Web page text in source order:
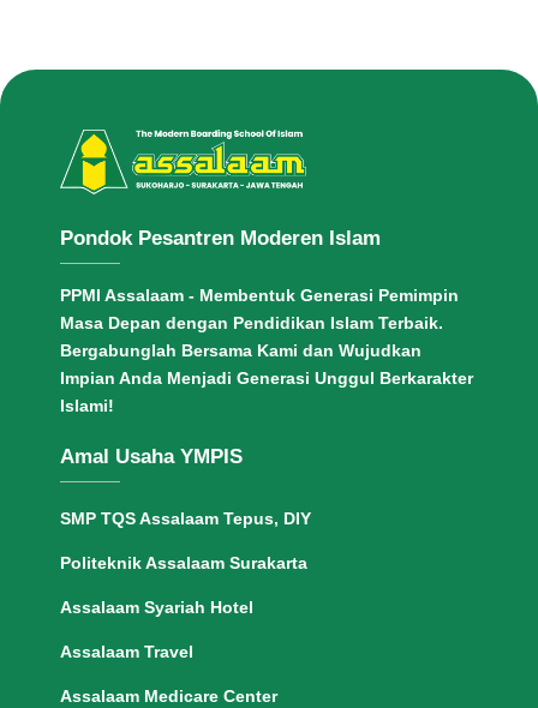
Pondok Pesantren Moderen Islam
PPMI Assalaam - Membentuk Generasi Pemimpin
Masa Depan dengan Pendidikan Islam Terbaik.
Bergabunglah Bersama Kami dan Wujudkan
Impian Anda Menjadi Generasi Unggul Berkarakter
Islami!
Amal Usaha YMPIS
SMP TQS Assalaam Tepus, DIY
Politeknik Assalaam Surakarta
Assalaam Syariah Hotel
Assalaam Travel
Assalaam Medicare Center